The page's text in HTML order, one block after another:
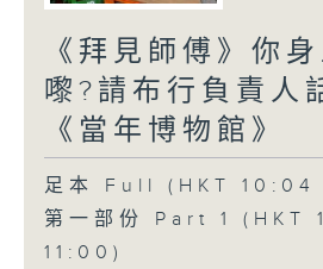
《拜見師傅》你
嚟?請布行負責人
《當年博物館》
足本 Full (HKT
第一部份 Part 1 (HKT
11:00)